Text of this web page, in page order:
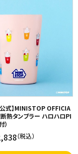
公式】MINISTOP OFFICIA
熱タンブラー ハロハロPI
）
（税込）